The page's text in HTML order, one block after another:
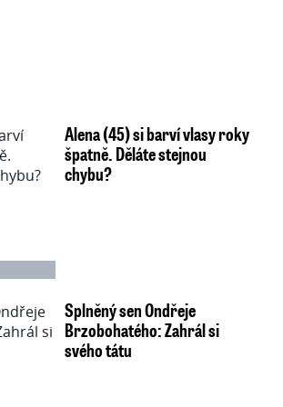
Alena (45) si barví vlasy roky
špatně. Děláte stejnou
chybu?
Splněný sen Ondřeje
Brzobohatého: Zahrál si
svého tátu